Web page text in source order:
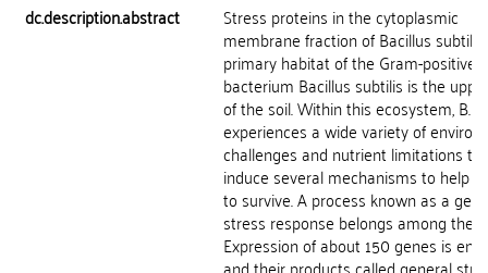
dc.description.abstract
Stress proteins in the cytoplasmic
membrane fraction of Bacillus
primary habitat of the Gram-positive
bacterium Bacillus subtilis is the
of the soil. Within this ecosystem, B.
experiences a wide variety of
challenges and nutrient limitations
induce several mechanisms to help
to survive. A process known as a
stress response belongs among
Expression of about 150 genes is